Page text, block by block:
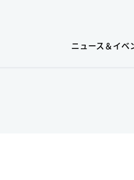
ニュース＆イベ